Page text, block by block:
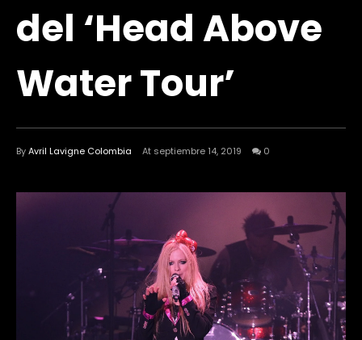
del ‘Head Above
Water Tour’
ByAvril Lavigne Colombia At septiembre 14, 2019 0